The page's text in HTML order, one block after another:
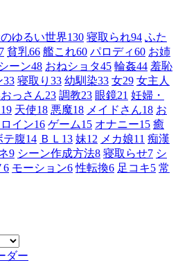
ゆるい世界130 寝取られ94 ふた
貧乳66 艦これ60 パロディ60 お姉
ーン48 おねショタ45 輪姦44 羞恥
33 寝取り 33 幼馴染33 女29 女主人
っさん23 調教23 眼鏡21 妊婦・
19 天使18 悪魔18 メイドさん18 お
イン16 ゲーム15 オナニー15 癒
テ腹14 ＢＬ 13 妹12 メカ娘11 痴漢
9 シーン作成方法8 寝取らせ7 シ
6 モーション6 性転換6 足コキ5 常
ダー